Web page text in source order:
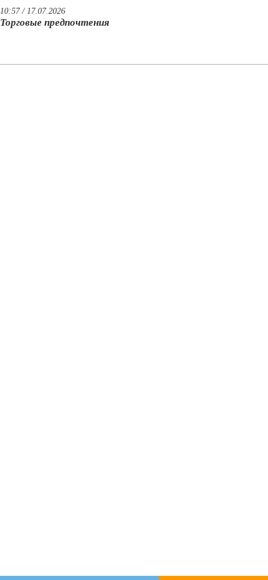
10:57 / 17.07.2026
Торговые предпочтения